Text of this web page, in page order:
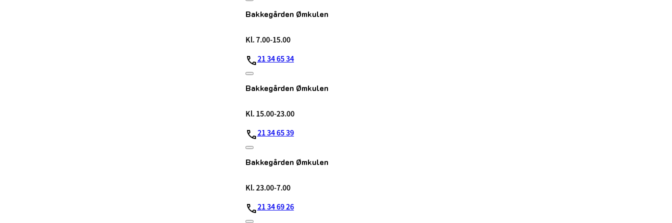
Bakkegården Ømkulen
Kl. 7.00-15.00
21 34 65 34
Bakkegården Ømkulen
Kl. 15.00-23.00
21 34 65 39
Bakkegården Ømkulen
Kl. 23.00-7.00
21 34 69 26